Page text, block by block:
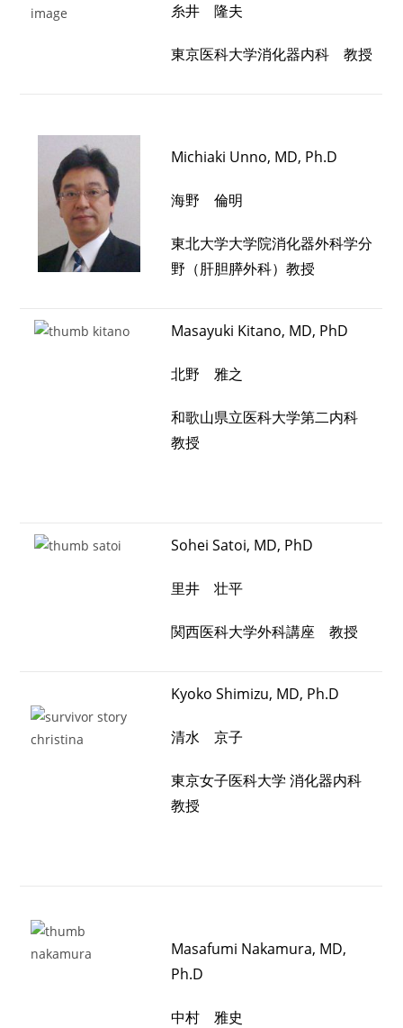
糸井 隆夫
東京医科大学消化器内科 教授
Michiaki Unno, MD, Ph.D
海野 倫明
東北大学大学院消化器外科学分
野（肝胆膵外科）教授
Masayuki Kitano, MD, PhD
北野 雅之
和歌山県立医科大学第二内科
教授
Sohei Satoi, MD, PhD
里井 壮平
関西医科大学外科講座 教授
Kyoko Shimizu, MD, Ph.D
清水 京子
東京女子医科大学 消化器内科
教授
Masafumi Nakamura, MD,
Ph.D
中村 雅史